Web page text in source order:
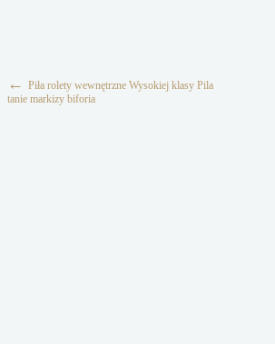
← Piła rolety wewnętrzne Wysokiej klasy Pila
tanie markizy biforia